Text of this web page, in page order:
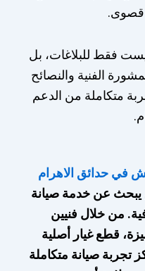
قصوى.
فقط للبلاغات، بل
الفنية والنصائح
متكاملة من الدعم
في حدائق الاهرام
يبحث عن خدمة صيانة
من خلال فنيين
قطع غيار أصلية
تجربة صيانة متكاملة